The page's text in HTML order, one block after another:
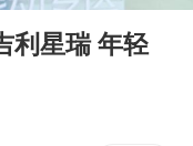
网约车司机充电时猝死保险拒赔
被查
利星瑞 年轻